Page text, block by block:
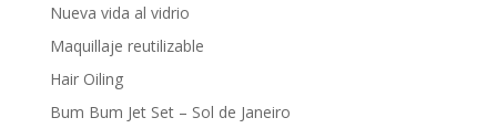
Nueva vida al vidrio
Maquillaje reutilizable
Hair Oiling
Bum Bum Jet Set – Sol de Janeiro